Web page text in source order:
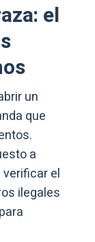
el
un
que
a
el
ilegales